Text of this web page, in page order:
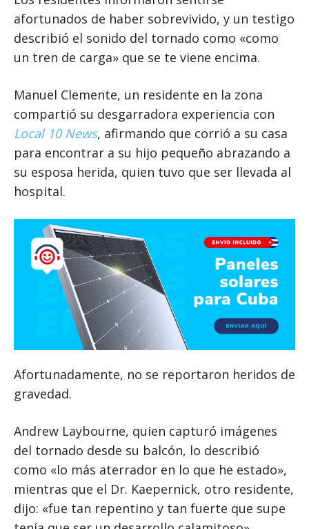
afortunados de haber sobrevivido, y un testigo
describió el sonido del tornado como «como
un tren de carga» que se te viene encima.
Manuel Clemente, un residente en la zona
compartió su desgarradora experiencia con
Local 10 News, afirmando que corrió a su casa
para encontrar a su hijo pequeño abrazando a
su esposa herida, quien tuvo que ser llevada al
hospital.
Afortunadamente, no se reportaron heridos de
gravedad.
Andrew Laybourne, quien capturó imágenes
del tornado desde su balcón, lo describió
como «lo más aterrador en lo que he estado»,
mientras que el Dr. Kaepernick, otro residente,
dijo: «fue tan repentino y tan fuerte que supe